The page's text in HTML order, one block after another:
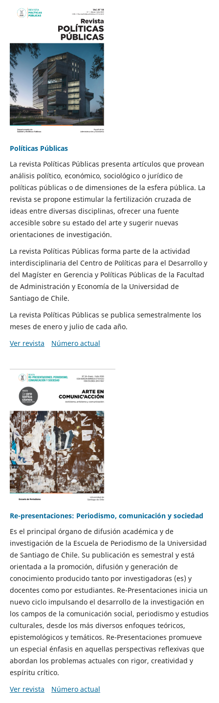
Políticas Públicas
La revista Políticas Públicas presenta artículos que provean
análisis político, económico, sociológico o jurídico de
políticas públicas o de dimensiones de la esfera pública. La
revista se propone estimular la fertilización cruzada de
ideas entre diversas disciplinas, ofrecer una fuente
accesible sobre su estado del arte y sugerir nuevas
orientaciones de investigación.
La revista Políticas Públicas forma parte de la actividad
interdisciplinaria del Centro de Políticas para el Desarrollo y
del Magíster en Gerencia y Políticas Públicas de la Facultad
de Administración y Economía de la Universidad de
Santiago de Chile.
La revista Políticas Públicas se publica semestralmente los
meses de enero y julio de cada año.
Ver revista
Número actual
Re-presentaciones: Periodismo, comunicación y sociedad
Es el principal órgano de difusión académica y de
investigación de la Escuela de Periodismo de la Universidad
de Santiago de Chile. Su publicación es semestral y está
orientada a la promoción, difusión y generación de
conocimiento producido tanto por investigadoras (es) y
docentes como por estudiantes. Re-Presentaciones inicia un
nuevo ciclo impulsando el desarrollo de la investigación en
los campos de la comunicación social, periodismo y estudios
culturales, desde los más diversos enfoques teóricos,
epistemológicos y temáticos. Re-Presentaciones promueve
un especial énfasis en aquellas perspectivas reflexivas que
abordan los problemas actuales con rigor, creatividad y
espíritu crítico.
Ver revista
Número actual